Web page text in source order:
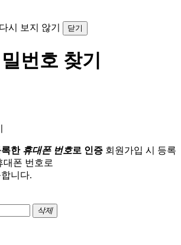
시 보지 않기 닫기
번호 찾기
한 휴대폰 번호로 인증 회원가입 시 등록
대폰 번호로
니다.
삭제